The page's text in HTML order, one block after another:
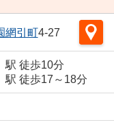
網引町4-27
駅 徒歩10分
駅 徒歩17～18分